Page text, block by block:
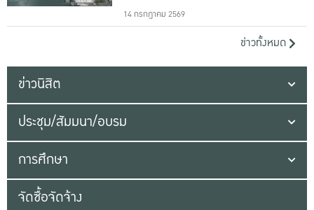
14 กรกฎาคม 2569
ข่าวทั้งหมด
ข่าวนิสิต
ประชุม/สัมมนา/อบรม
การศึกษา
จัดซื้อจัดจ้าง